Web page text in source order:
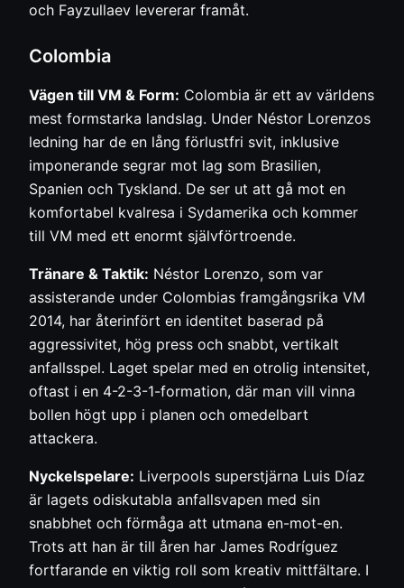
och Fayzullaev levererar framåt.
Colombia
Vägen till VM & Form: Colombia är ett av världens
mest formstarka landslag. Under Néstor Lorenzos
ledning har de en lång förlustfri svit, inklusive
imponerande segrar mot lag som Brasilien,
Spanien och Tyskland. De ser ut att gå mot en
komfortabel kvalresa i Sydamerika och kommer
till VM med ett enormt självförtroende.
Tränare & Taktik: Néstor Lorenzo, som var
assisterande under Colombias framgångsrika VM
2014, har återinfört en identitet baserad på
aggressivitet, hög press och snabbt, vertikalt
anfallsspel. Laget spelar med en otrolig intensitet,
oftast i en 4-2-3-1-formation, där man vill vinna
bollen högt upp i planen och omedelbart
attackera.
Nyckelspelare: Liverpools superstjärna Luis Díaz
är lagets odiskutabla anfallsvapen med sin
snabbhet och förmåga att utmana en-mot-en.
Trots att han är till åren har James Rodríguez
fortfarande en viktig roll som kreativ mittfältare. I